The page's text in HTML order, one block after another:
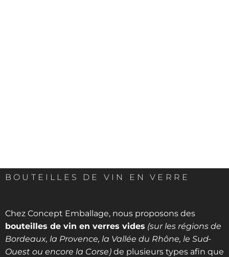
BOUTEILLES DE VIN EN VERRE
Chez Concept Emballage, nous proposons des
bouteilles de vin en verres vides (sur les régions de
Bordeaux, la Provence, la Vallée du Rhône, le Sud-
Ouest ou encore la Corse) de plusieurs types afin que